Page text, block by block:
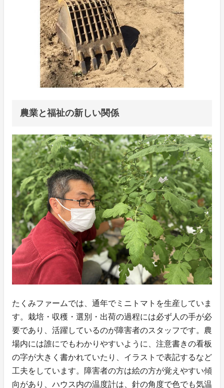
農業と福祉の新しい関係
たくみファームでは、通年でミニトマトを生産していま
す。栽培・収穫・選別・出荷の過程には必ず人の手が必
要であり、活躍しているのが障害者のスタッフです。農
場内には誰にでもわかりやすいように、注意書きの看板
の字が大きく書かれていたり、イラストで表記するなど
工夫をしています。障害者の方は絵の方が覚えやすい傾
向があり、ハウス内の温度計は、針の角度で色でも気温